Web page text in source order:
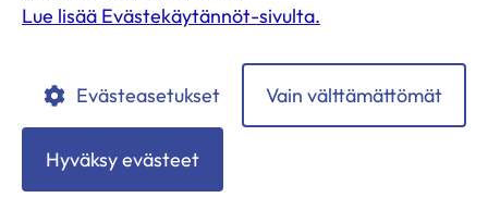
Lahjoita
TietosuojaselosteetEvästekäytännöt
Lue lisää Evästekäytännöt-sivulta.
Evästeasetukset Vain välttämättömät
Hyväksy evästeet